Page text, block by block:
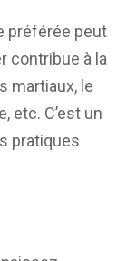
préférée peut
contribue à la
martiaux, le
etc. C’est un
pratiques